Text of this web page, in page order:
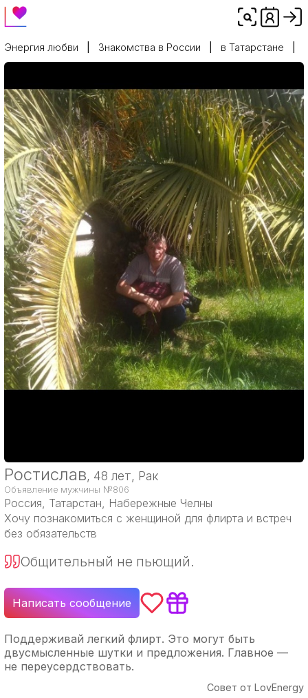
Энергия любви Знакомства в России в Татарстане
Ростислав, 48 лет, Рак
Объявление мужчины №806
Россия, Татарстан, Набережные Челны
Хочу познакомиться с женщиной для флирта и встреч
без обязательств
Общительный не пьющий.
Написать сообщение
Поддерживай легкий флирт. Это могут быть
двусмысленные шутки и предложения. Главное —
не переусердствовать.
Совет от LovEnergy